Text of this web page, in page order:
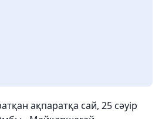
ақпаратқа сай, 25 сәуір